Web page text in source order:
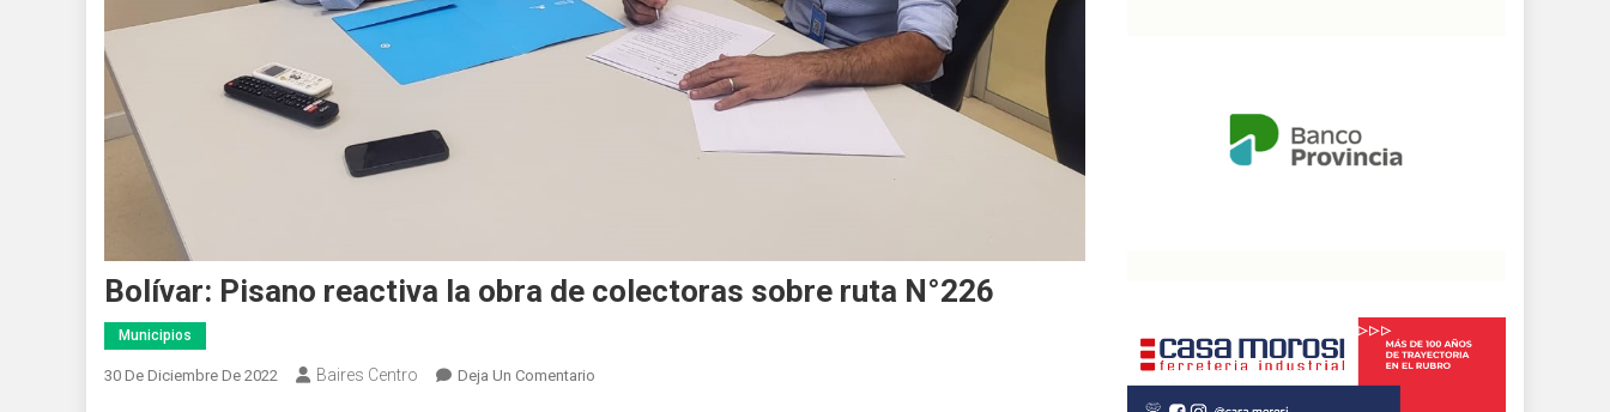
Bolívar: Pisano reactiva la obra de colectoras sobre ruta N°226
Municipios
30 De Diciembre De 2022 Baires Centro Deja Un Comentario